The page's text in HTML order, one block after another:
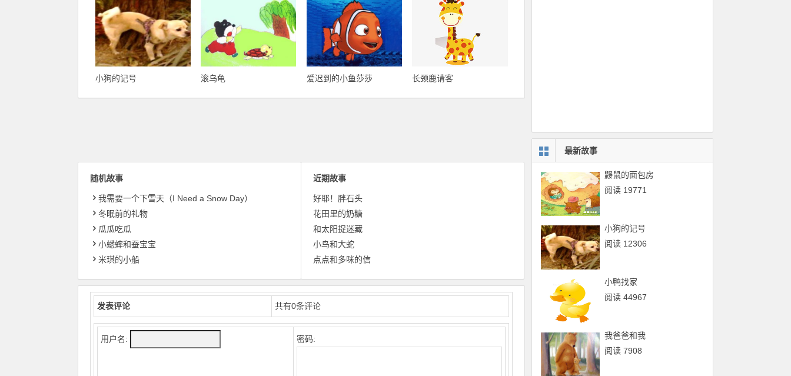
小狗的记号 滚乌龟 爱迟到的小鱼莎莎 长颈鹿请客
随机故事
我需要一个下雪天（I Need a Snow Day）
冬眠前的礼物
瓜瓜吃瓜
小蟋蟀和蚕宝宝
米琪的小船
近期故事
好耶！胖石头
花田里的奶糖
和太阳捉迷藏
小鸟和大蛇
点点和多咪的信
发表评论 共有0条评论
用户名: 密码:
最新故事
鼹鼠的面包房
阅读 19771
小狗的记号
阅读 12306
小鸭找家
阅读 44967
我爸爸和我
阅读 7908